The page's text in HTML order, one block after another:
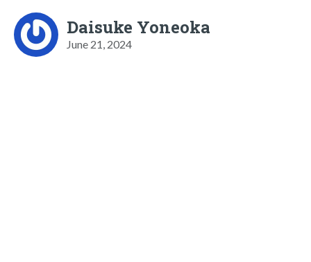
Daisuke Yoneoka
June 21, 2024